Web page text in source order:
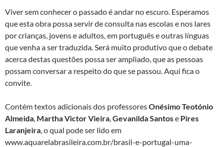
Viver sem conhecer o passado é andar no escuro. Esperamos
que esta obra possa servir de consulta nas escolas e nos lares
por crianças, jovens e adultos, em português e outras línguas
que venha a ser traduzida. Será muito produtivo que o debate
acerca destas questões possa ser ampliado, que as pessoas
possam conversar a respeito do que se passou. Aqui fica o
convite.
Contém textos adicionais dos professoresOnésimo Teotónio
Almeida Martha Victor Vieira Gevanilda Santose Pires
Laranjeira , o qual pode ser lido em
www.aquarelabrasileira.com.br/brasil-e-portugal-uma-